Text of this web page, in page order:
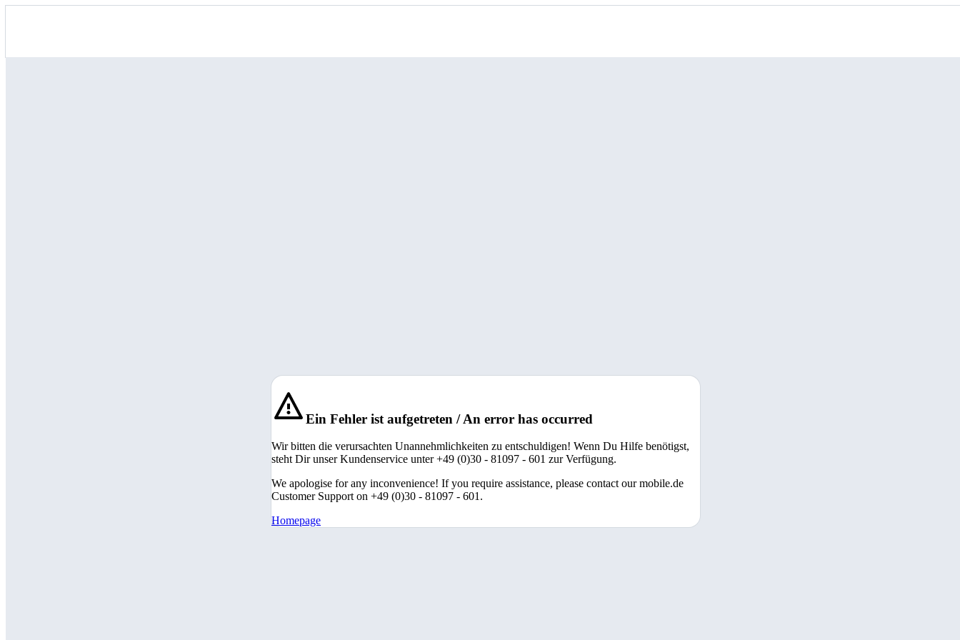
Ein Fehler ist aufgetreten / An error has occurred
Wir bitten die verursachten Unannehmlichkeiten zu entschuldigen! Wenn Du Hilfe benötigst,
steht Dir unser Kundenservice unter +49 (0)30 - 81097 - 601 zur Verfügung.
We apologise for any inconvenience! If you require assistance, please contact our mobile.de
Customer Support on +49 (0)30 - 81097 - 601.
Homepage